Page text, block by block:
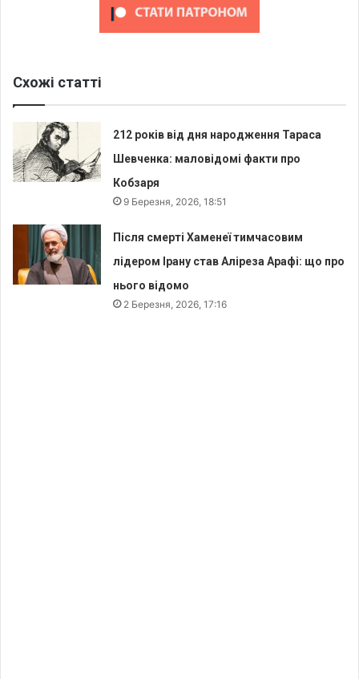
Схожі статті
212 років від дня народження Тараса
Шевченка: маловідомі факти про
Кобзаря
9 Березня, 2026, 18:51
Після смерті Хаменеї тимчасовим
лідером Ірану став Аліреза Арафі: що про
нього відомо
2 Березня, 2026, 17:16